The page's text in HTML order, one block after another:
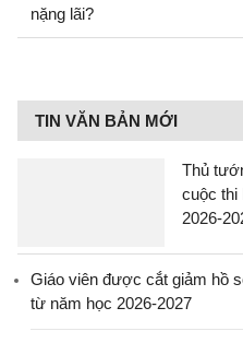
nặng lãi?
TIN VĂN BẢN MỚI
Thủ
cuộc thi
2026-
Giáo viên được cắt giảm hồ
từ năm học 2026-2027